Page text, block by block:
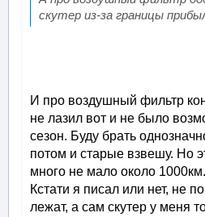
скутер из-за границы
И про воздушный фильтр
не лазил вот и не было
сезон. Буду брать
потом и старые взвешу. Но
много не мало около 1000км.
Кстати я писал или нет, не
лежат, а сам скутер у меня